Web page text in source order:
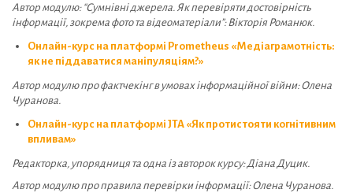
Автор модулю: “Сумнівні джерела. Як перевіряти достовірність
інформації, зокрема фото та відеоматеріали”: Вікторія Романюк.
Онлайн-курс на платформі Prometheus «Медіаграмотність:
як не піддаватися маніпуляціям?»
Автор модулю про фактчекінг в умовах інформаційної війни:Олена
Чуранова.
Онлайн-курс на платформі JTA «Як протистояти когнітивним
впливам»
Редакторка, упорядниця та одна із авторок курсу: Діана Дуцик.
Автор модулю про правила перевірки інформації: Олена Чуранова.